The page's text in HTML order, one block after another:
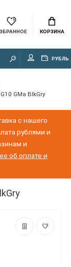
КОРЗИНА
РУБЛЬ
GMa BlkGry
с нашего
рублями и
и
об оплате и